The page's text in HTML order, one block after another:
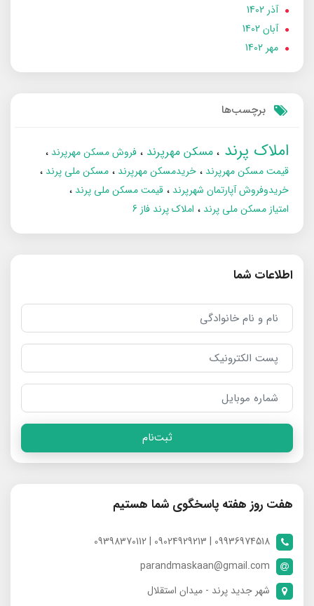
آذر 1402
آبان 1402
مهر 1402
برچسب‌ها
املاک پرند مسکن مهرپرند
فروش مسکن مهرپرند
قیمت مسکن مهرپرند
خریدمسکن مهرپرند
مسکن ملی پرند
خریدوفروش آپارتمان شهرپرند
قیمت مسکن ملی پرند
امتیاز مسکن ملی پرند
املاک پرند فاز 6
اطلاعات شما
ثبت‌نام
هفت روز هفته پاسخگوی شما هستیم
09936974518 | 09024929213 | 09398370112
parandmaskaan@gmail.com
شهر جدید پرند - میدان استقلال